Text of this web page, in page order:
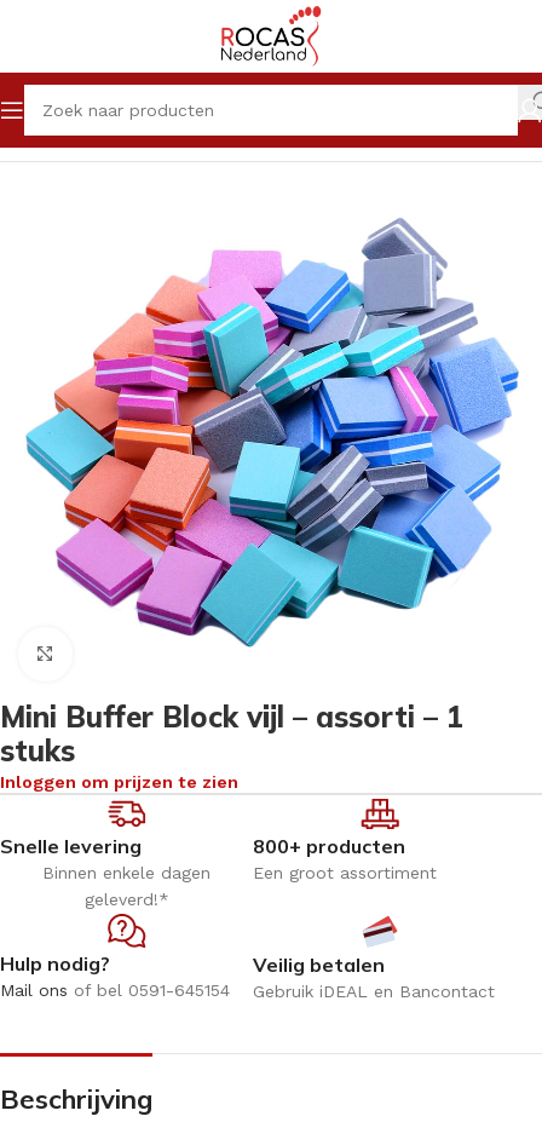
Home Winkel Nagelproducten Vijlen
Klik om te vergroten
Mini Buffer Block vijl – assorti – 1
stuks
Inloggen om prijzen te zien
Snelle levering
Binnen enkele dagen
geleverd!*
800+ producten
Een groot assortiment
Hulp nodig?
Mail ons of bel 0591-645154
Veilig betalen
Gebruik iDEAL en Bancontact
Beschrijving